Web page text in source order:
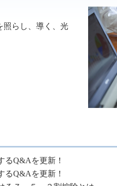
照らし、導く、光
るQ&Aを更新！
るQ&Aを更新！